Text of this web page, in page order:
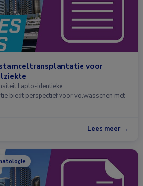
voor
haplo-identieke
biedt perspectief voor volwassenen met
Lees meer →